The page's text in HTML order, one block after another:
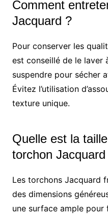
Comment
Jacquard ?
Pour conserver les
est conseillé de le laver
suspendre pour sécher
Évitez l’utilisation
texture unique.
Quelle est la
torchon
Les torchons Jacquard
des dimensions
une surface ample pour